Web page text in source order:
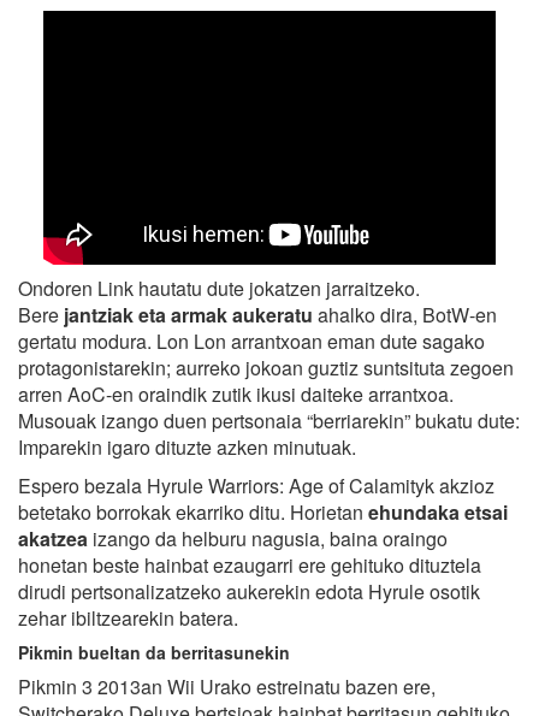
Ondoren Link hautatu dute jokatzen jarraitzeko.
Bere jantziak eta armak aukeratu ahalko dira, BotW-en
gertatu modura. Lon Lon arrantxoan eman dute sagako
protagonistarekin; aurreko jokoan guztiz suntsituta zegoen
arren AoC-en oraindik zutik ikusi daiteke arrantxoa.
Musouak izango duen pertsonaia “berriarekin” bukatu dute:
Imparekin igaro dituzte azken minutuak.
Espero bezala Hyrule Warriors: Age of Calamityk akzioz
betetako borrokak ekarriko ditu. Horietan ehundaka etsai
akatzea izango da helburu nagusia, baina oraingo
honetan beste hainbat ezaugarri ere gehituko dituztela
dirudi pertsonalizatzeko aukerekin edota Hyrule osotik
zehar ibiltzearekin batera.
Pikmin bueltan da berritasunekin
Pikmin 3 2013an Wii Urako estreinatu bazen ere,